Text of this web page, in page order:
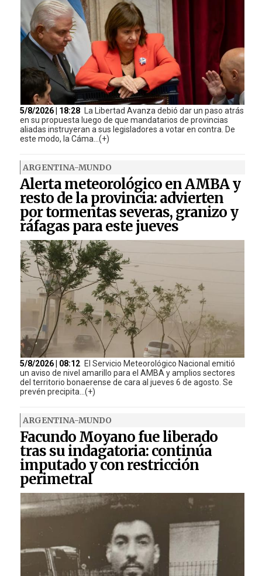
5/8/2026 | 18:28
La Libertad Avanza debió dar un paso atrás
en su propuesta luego de que mandatarios de provincias
aliadas instruyeran a sus legisladores a votar en contra. De
este modo, la Cáma...(+)
ARGENTINA-MUNDO
Alerta meteorológico en AMBA y
resto de la provincia: advierten
por tormentas severas, granizo y
ráfagas para este jueves
5/8/2026 | 08:12 El Servicio Meteorológico Nacional emitió
un aviso de nivel amarillo para el AMBA y amplios sectores
del territorio bonaerense de cara al jueves 6 de agosto. Se
prevén precipita...(+)
ARGENTINA-MUNDO
Facundo Moyano fue liberado
tras su indagatoria: continúa
imputado y con restricción
perimetral